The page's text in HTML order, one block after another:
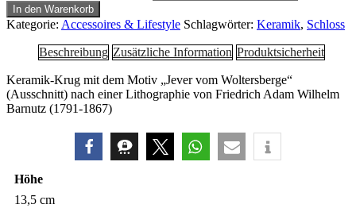
In den Warenkorb
Kategorie: Accessoires & Lifestyle Schlagwörter: Keramik, Schloss
Beschreibung Zusätzliche Information Produktsicherheit
Keramik-Krug mit dem Motiv „Jever vom Woltersberge“
(Ausschnitt) nach einer Lithographie von Friedrich Adam Wilhelm
Barnutz (1791-1867)
Höhe
13,5 cm